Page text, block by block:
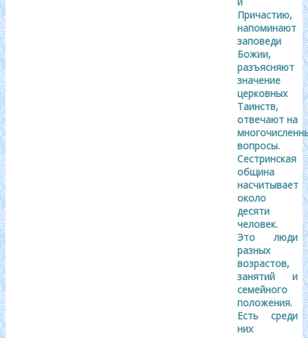
Причастию,
напоминают
заповеди
Божии,
разъясняют
значение
церковных
Таинств,
отвечают на
вопросы.
Сестринская
община
насчитывает
около
десяти
человек.
Это люди
разных
возрастов,
занятий и
семейного
положения.
Есть среди
них